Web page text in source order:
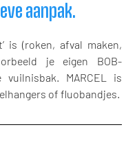
aanpak.
is (roken, afval maken,
je eigen BOB-
MARCEL is
of fluobandjes.